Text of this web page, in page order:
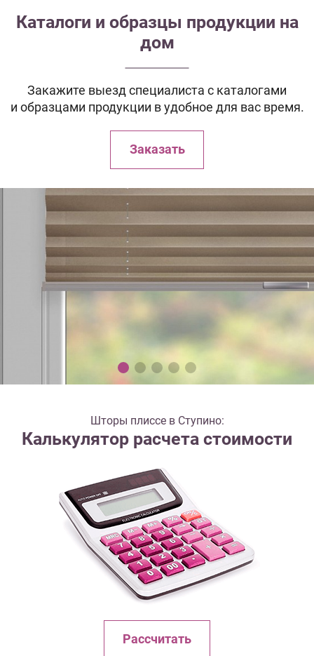
Каталоги и образцы продукции на
дом
Закажите выезд специалиста с каталогами
и образцами продукции в удобное для вас время.
Заказать
Шторы плиссе в Ступино:
Калькулятор расчета стоимости
Рассчитать